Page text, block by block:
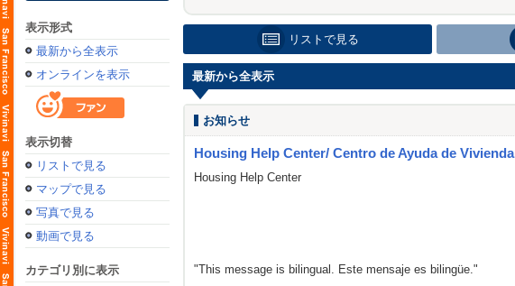
表示形式
最新から全表示
オンラインを表示
表示切替
リストで見る
マップで見る
写真で見る
動画で見る
カテゴリ別に表示
リストで見る
最新から全表示
お知らせ
Housing Help Center/ Centro de Ayuda de Vivienda
Housing Help Center
"This message is bilingual. Este mensaje es bilingüe."